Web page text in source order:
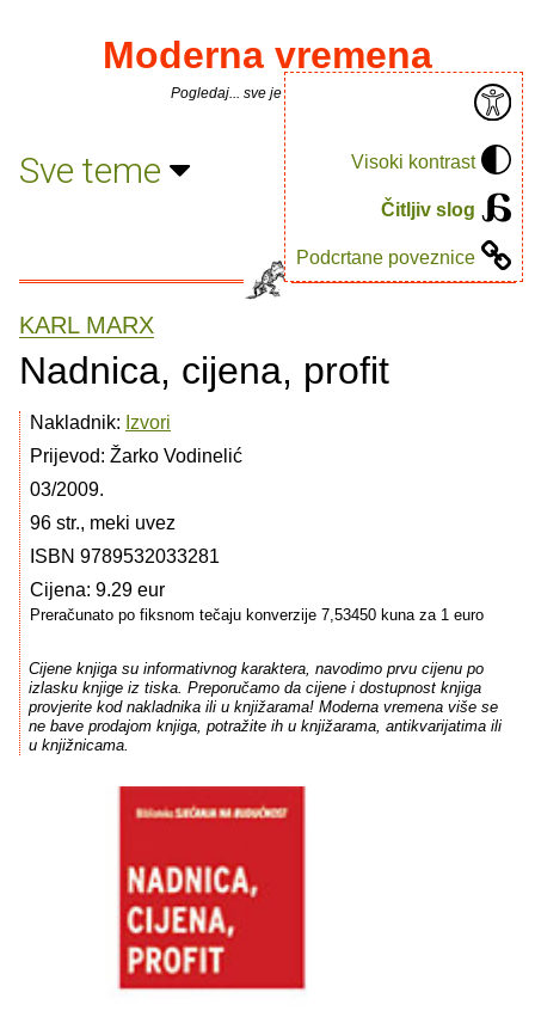
Visoki kontrast
Čitljiv slog
Podcrtane poveznice
Moderna vremena
Pogledaj... sve je puno knjiga.
Sve teme
KARL MARX
Nadnica, cijena, profit
Nakladnik: Izvori
Prijevod: Žarko Vodinelić
03/2009.
96 str., meki uvez
ISBN 9789532033281
Cijena: 9.29 eur
Preračunato po fiksnom tečaju konverzije 7,53450 kuna za 1 euro
Cijene knjiga su informativnog karaktera, navodimo prvu cijenu po
izlasku knjige iz tiska. Preporučamo da cijene i dostupnost knjiga
provjerite kod nakladnika ili u knjižarama! Moderna vremena više se
ne bave prodajom knjiga, potražite ih u knjižarama, antikvarijatima ili
u knjižnicama.